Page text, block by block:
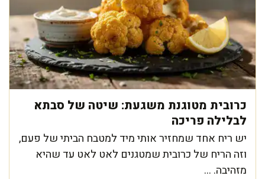
כרובית מטוגנת משגעת: שיטה של סבתא
לבלילה פריכה
יש ריח אחד שמחזיר אותי מיד למטבח הביתי של פעם,
וזה הריח של כרובית שמטגנים לאט לאט עד שהיא
מזהיבה. ...